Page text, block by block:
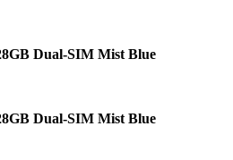
Dual-SIM Mist Blue
Dual-SIM Mist Blue